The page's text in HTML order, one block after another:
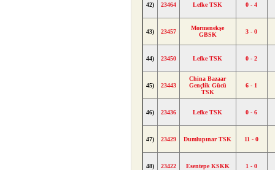
42) 23464 Lefke TSK 0 - 4
43) 23457
Mormenekşe
GBSK
3 - 0
44) 23450 Lefke TSK 0 - 2
45) 23443
China Bazaar
Gençlik Gücü
TSK
6 - 1
46) 23436 Lefke TSK 0 - 6
47) 23429 Dumlupınar TSK 11 - 0
48) 23422 Esentepe KSKK 1 - 0